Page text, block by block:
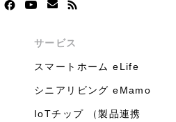
サービス
スマートホーム eLife
シニアリビング eMamo
IoTチップ （製品連携